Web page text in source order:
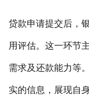
贷款申请提交后，
用评估。这一环节
需求及还款能力等
实的信息，展现自